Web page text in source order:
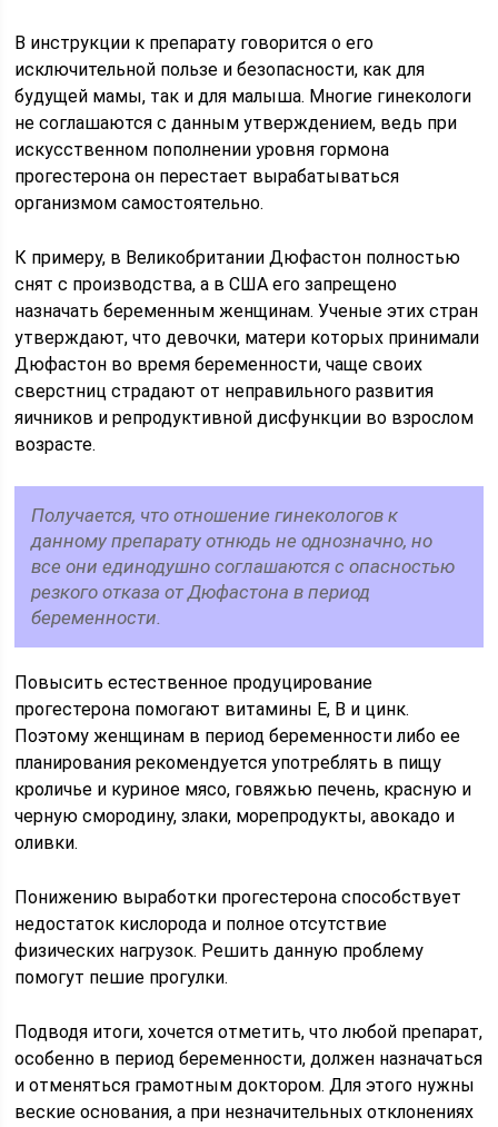
В инструкции к препарату говорится о его
исключительной пользе и безопасности, как для
будущей мамы, так и для малыша. Многие гинекологи
не соглашаются с данным утверждением, ведь при
искусственном пополнении уровня гормона
прогестерона он перестает вырабатываться
организмом самостоятельно.
К примеру, в Великобритании Дюфастон полностью
снят с производства, а в США его запрещено
назначать беременным женщинам. Ученые этих стран
утверждают, что девочки, матери которых принимали
Дюфастон во время беременности, чаще своих
сверстниц страдают от неправильного развития
яичников и репродуктивной дисфункции во взрослом
возрасте.
Получается, что отношение гинекологов к
данному препарату отнюдь не однозначно, но
все они единодушно соглашаются с опасностью
резкого отказа от Дюфастона в период
беременности.
Повысить естественное продуцирование
прогестерона помогают витамины Е, В и цинк.
Поэтому женщинам в период беременности либо ее
планирования рекомендуется употреблять в пищу
кроличье и куриное мясо, говяжью печень, красную и
черную смородину, злаки, морепродукты, авокадо и
оливки.
Понижению выработки прогестерона способствует
недостаток кислорода и полное отсутствие
физических нагрузок. Решить данную проблему
помогут пешие прогулки.
Подводя итоги, хочется отметить, что любой препарат,
особенно в период беременности, должен назначаться
и отменяться грамотным доктором. Для этого нужны
веские основания, а при незначительных отклонениях